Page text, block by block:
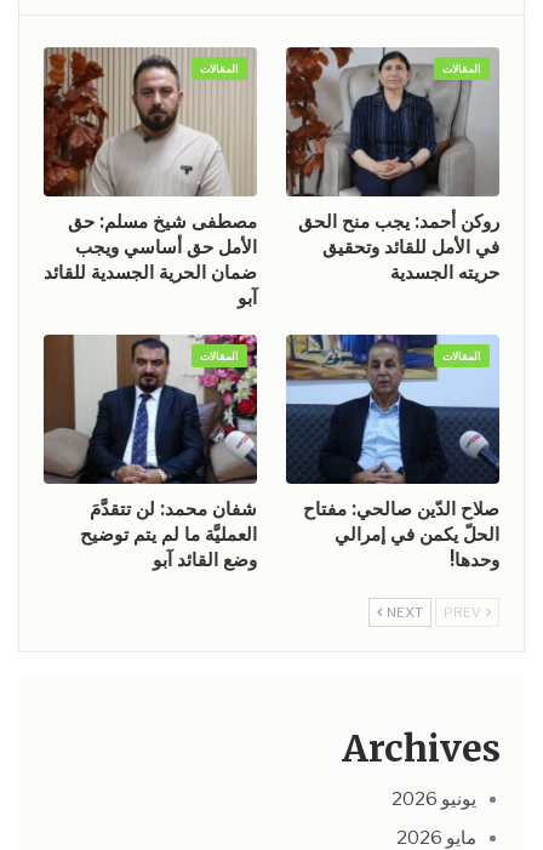
المقالات
روكن أحمد: يجب منح الحق
في الأمل للقائد وتحقيق
حريته الجسدية
المقالات
مصطفى شيخ مسلم: حق
الأمل حق أساسي ويجب
ضمان الحرية الجسدية للقائد
آبو
المقالات
صلاح الدّين صالحي: مفتاح
الحلّ يكمن في إمرالي
وحدها!
المقالات
شفان محمد: لن تتقدَّمَ
العمليَّة ما لم يتم توضيح
وضع القائد آبو
NEXT
Archives
يونيو 2026
مايو 2026